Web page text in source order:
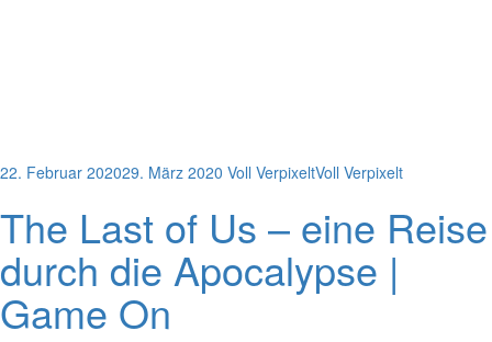
22. Februar 202029. März 2020 Voll VerpixeltVoll Verpixelt
The Last of Us – eine Reise
durch die Apocalypse |
Game On